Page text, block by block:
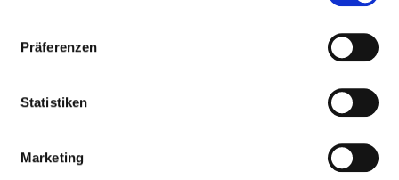
Präferenzen
Statistiken
Marketing